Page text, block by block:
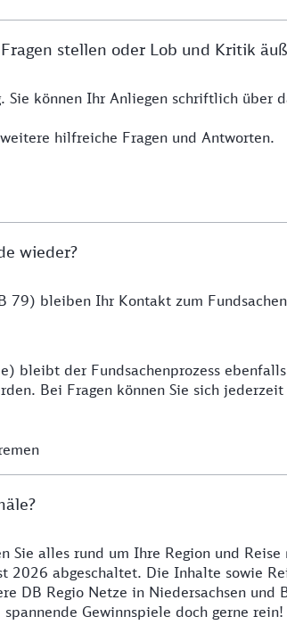
stellen oder Lob und Kritik
Sie können Ihr Anliegen schriftlich
hilfreiche Fragen und Antworten.
wieder?
bleiben Ihr Kontakt zum
bleibt der Fundsachenprozess
Bei Fragen können Sie sich
Sie alles rund um Ihre Region und
2026 abgeschaltet. Die Inhalte sowie
DB Regio Netze in Niedersachsen
Gewinnspiele doch gerne rein!